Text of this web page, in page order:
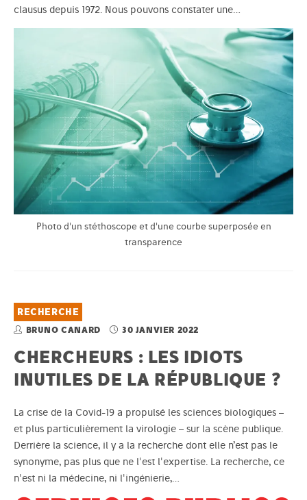
clausus depuis 1972. Nous pouvons constater une…
Photo d'un stéthoscope et d'une courbe superposée en
transparence
RECHERCHE
BRUNO CANARD 30 JANVIER 2022
CHERCHEURS : LES IDIOTS
INUTILES DE LA RÉPUBLIQUE ?
La crise de la Covid-19 a propulsé les sciences biologiques –
et plus particulièrement la virologie – sur la scène publique.
Derrière la science, il y a la recherche dont elle n’est pas le
synonyme, pas plus que ne l'est l'expertise. La recherche, ce
n'est ni la médecine, ni l'ingénierie,…